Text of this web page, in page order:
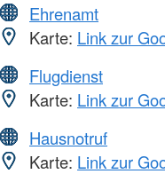
Ehrenamt
Karte: Link zur
Flugdienst
Karte: Link zur
Hausnotruf
Karte: Link zur